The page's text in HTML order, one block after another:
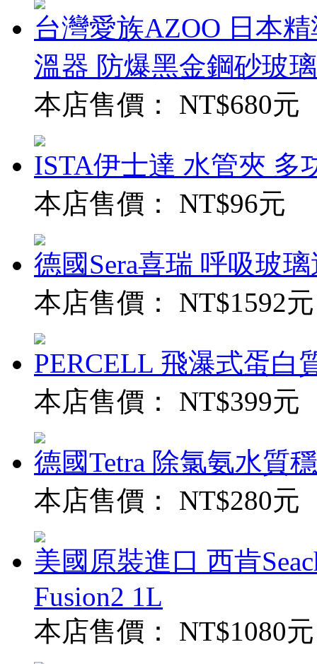
台灣愛族AZOO 日本
溫器 防爆黑金鋼砂玻璃
本店售價： NT$680元
ISTA伊士達 水管夾 多
本店售價： NT$96元
德國Sera喜瑞 呼吸玻
本店售價： NT$1592元
PERCELL 飛瀑式蛋白
本店售價： NT$399元
德國Tetra 除氯氨水質
本店售價： NT$280元
美國原裝進口 西肯
Fusion2 1L
本店售價： NT$1080元